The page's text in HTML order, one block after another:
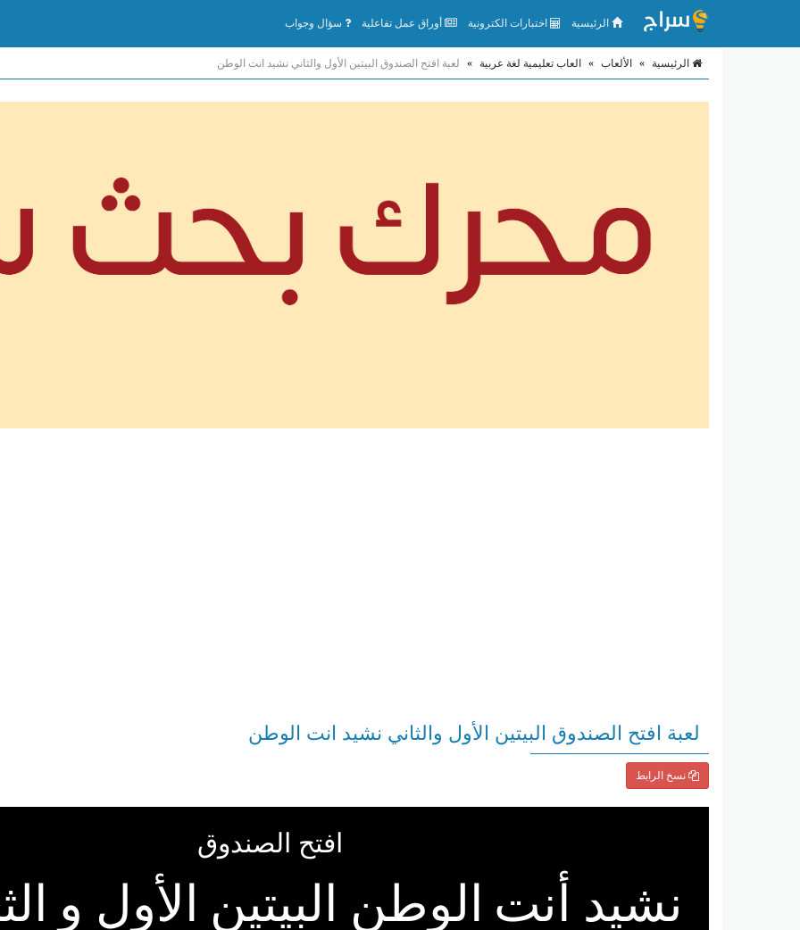
الرئيسية اختبارات الكترونية أوراق عمل تفاعلية سؤال وجواب
الرئيسية » الألعاب » العاب تعليمية لغة عربية » لعبة افتح الصندوق البيتين الأول والثاني نشيد انت الوطن
لعبة افتح الصندوق البيتين الأول والثاني نشيد انت الوطن
نسخ الرابط